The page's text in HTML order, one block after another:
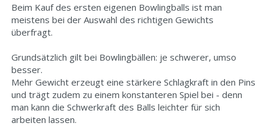
Beim Kauf des ersten eigenen Bowlingballs ist man
meistens bei der Auswahl des richtigen Gewichts
überfragt.
Grundsätzlich gilt bei Bowlingbällen: je schwerer, umso
besser.
Mehr Gewicht erzeugt eine stärkere Schlagkraft in den Pins
und trägt zudem zu einem konstanteren Spiel bei - denn
man kann die Schwerkraft des Balls leichter für sich
arbeiten lassen.